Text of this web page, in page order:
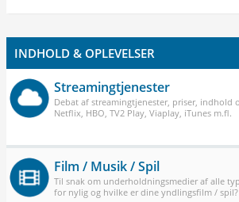
INDHOLD & OPLEVELSER
Streamingtjenester
Debat af streamingtjenester, priser, indhold
Netflix, HBO, TV2 Play, Viaplay, iTunes m.fl.
Film / Musik / Spil
Til snak om underholdningsmedier af alle
for nylig og hvilke er dine yndlingsfilm / spil?